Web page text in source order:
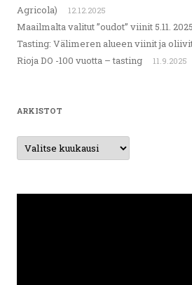
Agricola)
12.12.2025
Maailmalta valitut ”oudot” viinit 5.11. 2025
Tasting: Välimeren alueen viinit ja
Rioja DO -100 vuotta – tasting 11.9.2025
ARKISTOT
Arkistot